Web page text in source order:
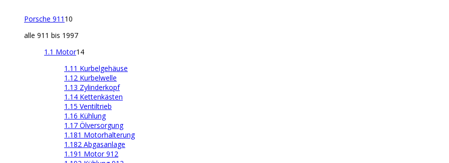
Porsche 911 10
alle 911 bis 1997
1.1 Motor14
1.11 Kurbelgehäuse
1.12 Kurbelwelle
1.13 Zylinderkopf
1.14 Kettenkästen
1.15 Ventiltrieb
1.16 Kühlung
1.17 Ölversorgung
1.181 Motorhalterung
1.182 Abgasanlage
1.191 Motor 912